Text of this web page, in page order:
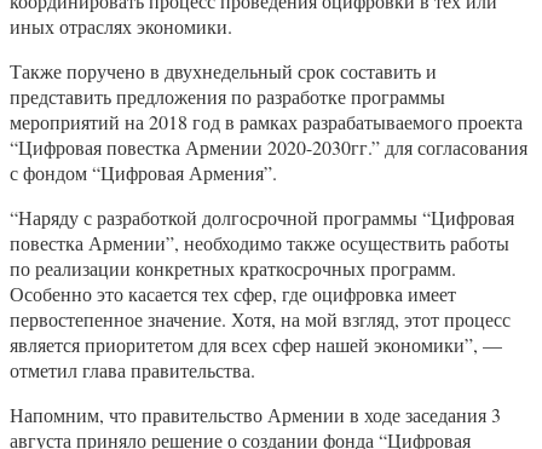
иных отраслях экономики.
Также поручено в двухнедельный срок составить и
представить предложения по разработке программы
мероприятий на 2018 год в рамках разрабатываемого проекта
“Цифровая повестка Армении 2020-2030гг.” для согласования
с фондом “Цифровая Армения”.
“Наряду с разработкой долгосрочной программы “Цифровая
повестка Армении”, необходимо также осуществить работы
по реализации конкретных краткосрочных программ.
Особенно это касается тех сфер, где оцифровка имеет
первостепенное значение. Хотя, на мой взгляд, этот процесс
является приоритетом для всех сфер нашей экономики”, —
отметил глава правительства.
Напомним, что правительство Армении в ходе заседания 3
августа приняло решение о создании фонда “Цифровая